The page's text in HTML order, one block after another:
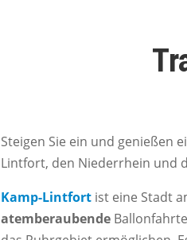
Steigen Sie ein und genießen
Lintfort, den Niederrhein und
Kamp-Lintfort ist eine Stadt
atemberaubende